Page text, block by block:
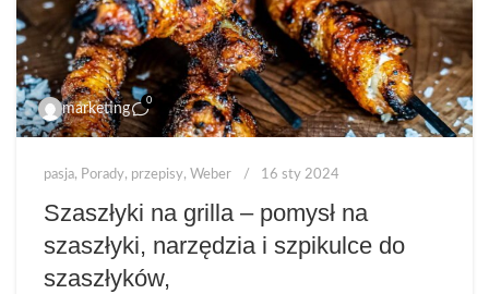
marketing
0
pasja, Porady, przepisy, Weber 16 sty 2024
Szaszłyki na grilla – pomysł na
szaszłyki, narzędzia i szpikulce do
szaszłyków,